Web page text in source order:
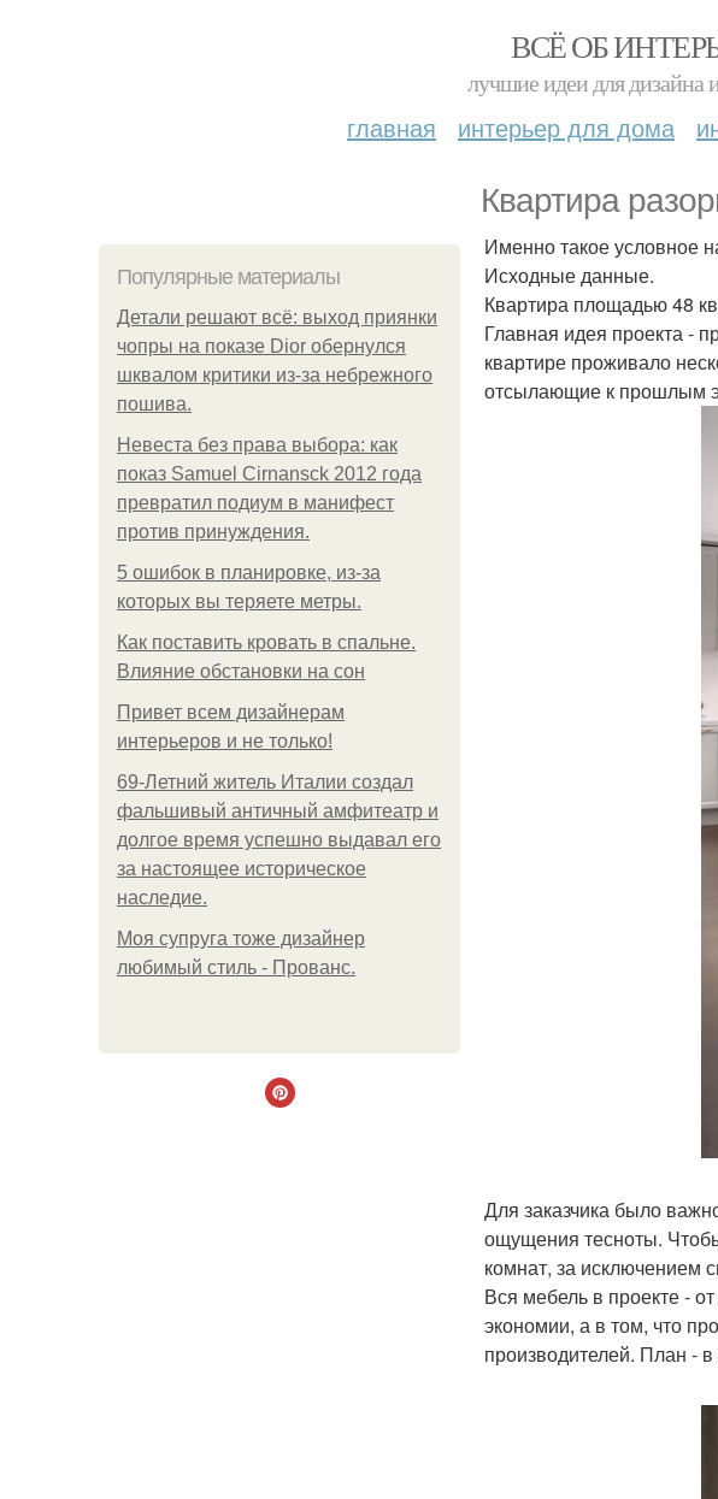
ВСЁ ОБ
лучшие идеи для дизайна
главная интерьер для дома
Квартира
Популярные материалы
Детали решают всё: выход приянки
чопры на показе Dior обернулся
шквалом критики из-за небрежного
пошива.
Невеста без права выбора: как
показ Samuel Cirnansck 2012 года
превратил подиум в манифест
против принуждения.
5 ошибок в планировке, из-за
которых вы теряете метры.
Как поставить кровать в спальне.
Влияние обстановки на сон
Привет всем дизайнерам
интерьеров и не только!
69-Летний житель Италии создал
фальшивый античный амфитеатр и
долгое время успешно выдавал его
за настоящее историческое
наследие.
Моя супруга тоже дизайнер
любимый стиль - Прованс.
Именно такое условное
Исходные данные.
Квартира площадью 48
Главная идея проекта -
квартире проживало
отсылающие к прошлым
Для заказчика было
ощущения тесноты.
комнат, за исключением
Вся мебель в проекте -
экономии, а в том, что
производителей. План -